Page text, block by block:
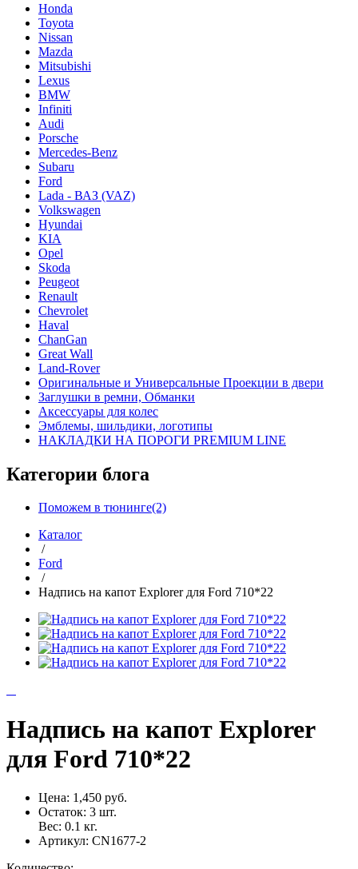
Honda
Toyota
Nissan
Mazda
Mitsubishi
Lexus
BMW
Infiniti
Audi
Porsche
Mercedes-Benz
Subaru
Ford
Lada - ВАЗ (VAZ)
Volkswagen
Hyundai
KIA
Opel
Skoda
Peugeot
Renault
Chevrolet
Haval
ChanGan
Great Wall
Land-Rover
Оригинальные и Универсальные Проекции в двери
Заглушки в ремни, Обманки
Аксессуары для колес
Эмблемы, шильдики, логотипы
НАКЛАДКИ НА ПОРОГИ PREMIUM LINE
Категории блога
Поможем в тюнинге(2)
Каталог
/
Ford
/
Надпись на капот Explorer для Ford 710*22
Надпись на капот Explorer
для Ford 710*22
Цена: 1,450 руб.
Остаток: 3 шт.
Вес: 0.1 кг.
Артикул: CN1677-2